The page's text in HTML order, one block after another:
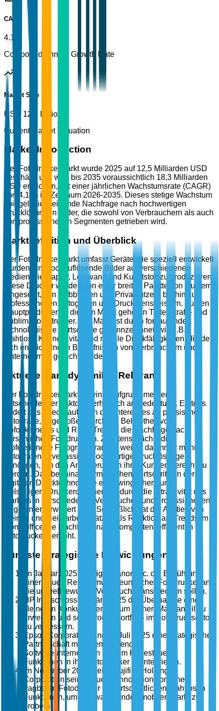
CAGR
4.1%
Compound Annual Growth Rate
Market Size
USD 12.5 Billion
Current Market Valuation
Market Introduction
Der Fotodruckermarkt wurde 2025 auf 12,5 Milliarden USD
geschätzt und wird bis 2035 voraussichtlich 18,3 Milliarden
USD erreichen, mit einer jährlichen Wachstumsrate (CAGR)
von 4,1 % im Zeitraum 2026-2035. Dieses stetige Wachstum
spiegelt die steigende Nachfrage nach hochwertigen
Drucklösungen wider, die sowohl von Verbrauchern als auch
von professionellen Segmenten getrieben wird.
Marktdefinition und Überblick
Der Fotodruckermarkt umfasst Geräte, die speziell entwickelt
wurden, um hochauflösende Bilder auf verschiedenen
Medien wie Papier, Leinwand und Kunststoff zu produzieren.
Diese Drucker werden von einer breiten Palette von Nutzern
eingesetzt, von Hobbyisten und Privatnutzern bis hin zu
professionellen Fotografen und Druckdienstleistern. Zu den
Hauptprodukten in diesem Markt gehören Tintenstrahl- und
Sublimationsdrucker. Der Markt ist durch fortlaufende
technologische Fortschritte gekennzeichnet, wie z.B.
drahtlose Konnektivität und mobile Druckfähigkeiten, die den
sich entwickelnden Bedürfnissen von Verbrauchern und
Unternehmen gerecht werden.
Aktuelle Marktdynamik & Relevanz
Der Fotodruckermarkt gewinnt aufgrund mehrerer
entscheidender Faktoren erheblich an Bedeutung. Erstens
fördert das Wiederaufleben des Interesses an physischer
Fotografie, angestoßen durch die Beliebtheit von
Sofortkameras und Retro-Trends, die Nachfrage nach
persönlichen Fotodruckern. Zweitens wächst die
professionelle Fotografiebranche weiter, da immer mehr
Fotografen zuverlässige, hochwertige Drucklösungen
benötigen, um den Anforderungen ihrer Kunden gerecht zu
werden. Darüber hinaus ermöglichen Fortschritte in der
digitalen Drucktechnologie erschwinglichere und
vielseitigere Druckeroptionen, wodurch die Attraktivität des
Marktes in verschiedenen Verbraucher- und professionellen
Segmenten erweitert wird. Schließlich hat der Anstieg von
kleinen und Heimarbeitsplätzen als Reaktion auf Trends im
Homeoffice die Nachfrage nach kompakten, effizienten
Fotodruckern erhöht.
Jüngste strategische Entwicklungen
Im Januar 2025 kündigte Canon Inc. die Einführung
einer neuen Reihe umweltfreundlicher Fotodrucker an,
die umweltbewusste Verbraucher ansprechen sollen.
HP Inc. schloss im März 2025 die Übernahme eines
kleineren Konkurrenten ab, um seinen Marktanteil zu
erweitern und sein Produktportfolio im Fotodrucksektor
zu verbessern.
Epson Corporation ging im Juli 2025 eine strategische
Partnerschaft mit einem führenden
Softwareunternehmen ein, um KI-gesteuerte
Funktionen in ihre Fotodrucker zu integrieren.
Im November 2025 stellte Fujifilm Holdings
Corporation seine neueste Innovation vor, einen
tragbaren Fotodrucker mit fortschrittlichen drahtlosen
Funktionen, um den wachsenden mobilen Markt zu
erobern.